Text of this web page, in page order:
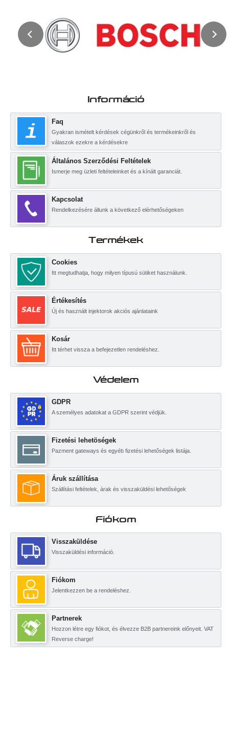
Információ
Faq
Gyakran ismételt kérdések cégünkről és termékeinkről és
válaszok ezekre a kérdésekre
Általános Szerződési Feltételek
Ismerje meg üzleti feltételeinket és a kínált garanciát.
Kapcsolat
Rendelkezésére állunk a következő elérhetőségeken
Termékek
Cookies
Itt megtudhatja, hogy milyen típusú sütiket használunk.
Értékesítés
Új és használt injektorok akciós ajánlataink
Kosár
Itt térhet vissza a befejezetlen rendeléshez.
Védelem
GDPR
A személyes adatokat a GDPR szerint védjük.
Fizetési lehetöségek
Pazment gateways és egyéb fizetési lehetőségek listája.
Áruk szállítása
Szállítási feltételek, árak és visszaküldési lehetőségek
Fiókom
Visszaküldése
Visszaküldési információ.
Fiókom
Jelentkezzen be a rendeléshez.
Partnerek
Hozzon létre egy fiókot, és élvezze B2B partnereink előnyeit. VAT
Reverse charge!